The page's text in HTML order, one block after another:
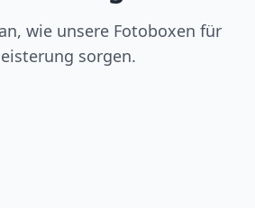
wie unsere Fotoboxen für
sorgen.